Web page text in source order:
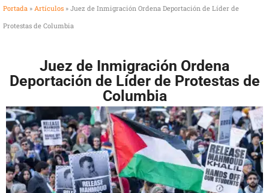
Portada » Artículos » Juez de Inmigración Ordena Deportación de Líder de
Protestas de Columbia
Juez de Inmigración Ordena
Deportación de Líder de Protestas de
Columbia